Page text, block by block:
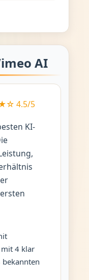
AI
4.5/5
KI-
4 klar